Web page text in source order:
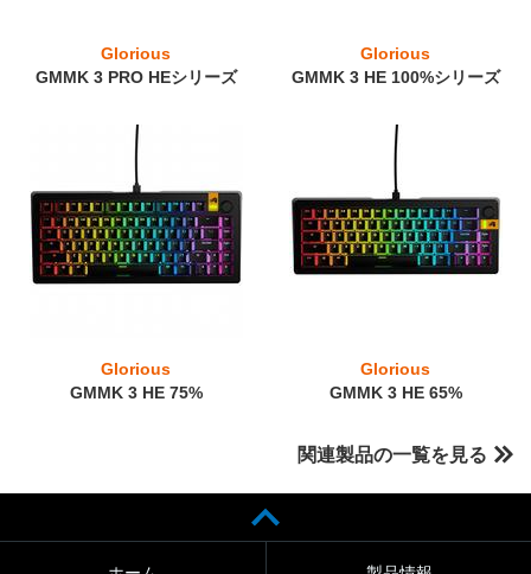
Glorious
GMMK 3 PRO HEシリーズ
Glorious
GMMK 3 HE 100%シリーズ
Glorious
GMMK 3 HE 75%
Glorious
GMMK 3 HE 65%
関連製品の一覧を見る